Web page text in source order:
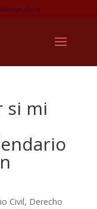
si mi
Civil, Derecho